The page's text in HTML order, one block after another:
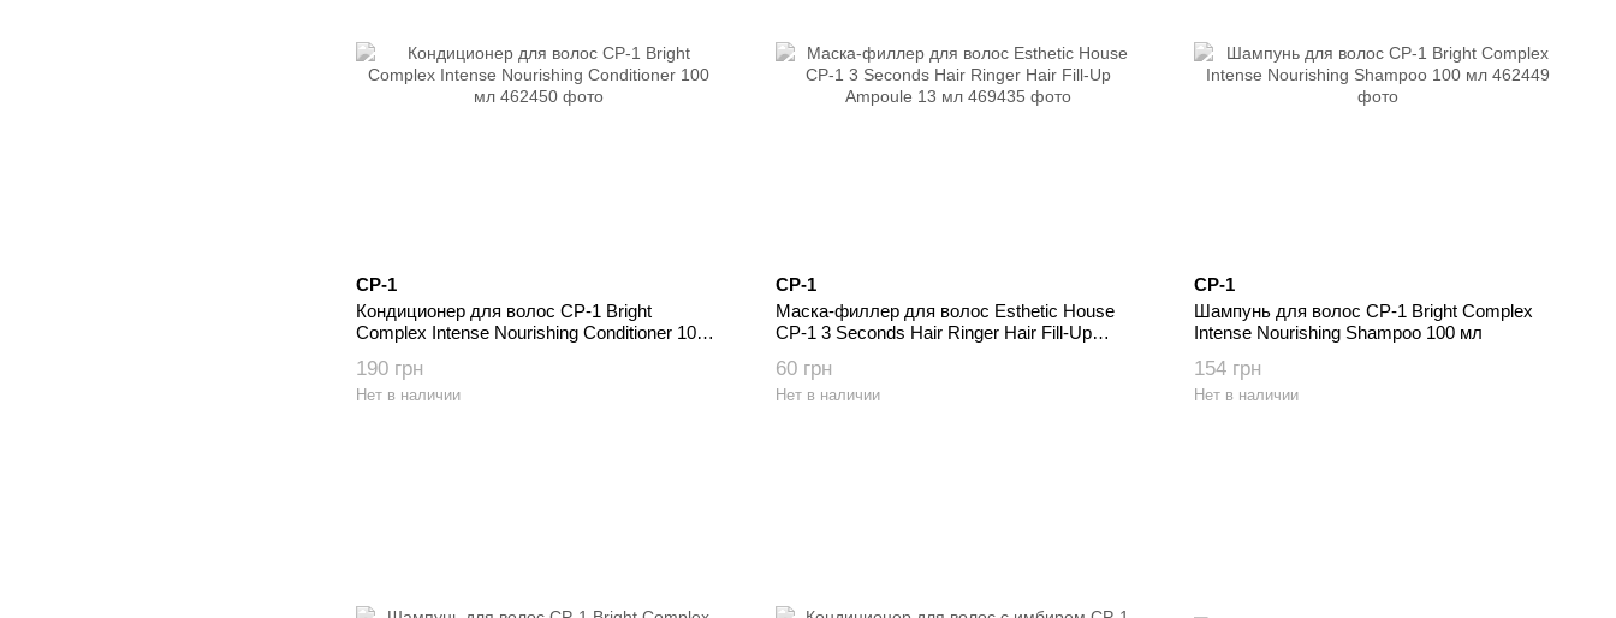
CP-1
Кондиционер для волос CP-1 Bright
Complex Intense Nourishing Conditioner 100
190 грн
Нет в наличии
CP-1
Маска-филлер для волос Esthetic House
CP-1 3 Seconds Hair Ringer Hair Fill-Up
60 грн
Нет в наличии
CP-1
Шампунь для волос CP-1 Bright Complex
Intense Nourishing Shampoo 100 мл
154 грн
Нет в наличии